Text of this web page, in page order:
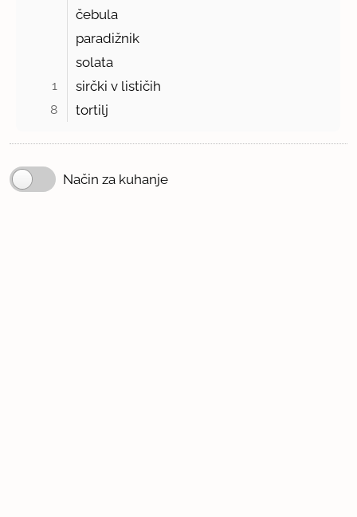
čebula
paradižnik
solata
1 sirčki v lističih
8 tortilj
Način za kuhanje